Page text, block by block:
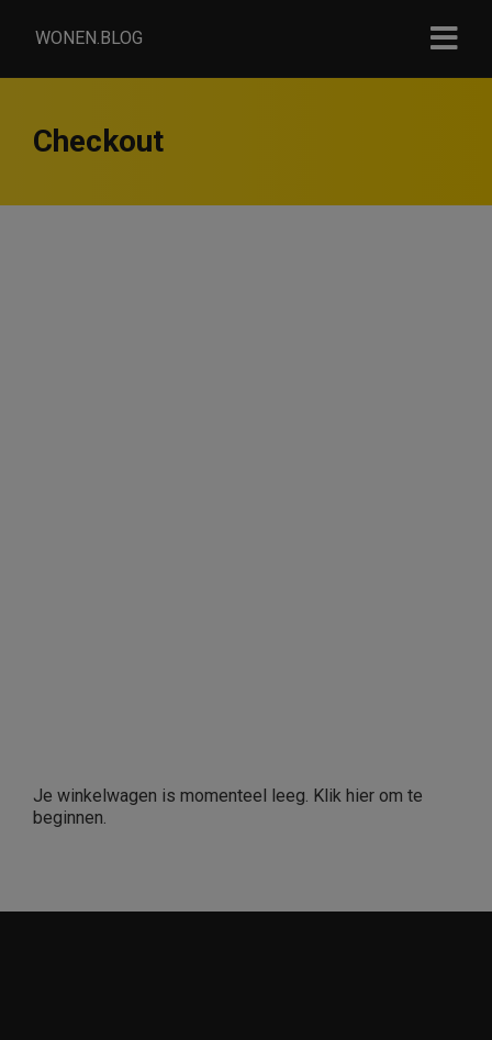
WONEN.BLOG
Checkout
Je winkelwagen is momenteel leeg. Klik hier om te
beginnen.